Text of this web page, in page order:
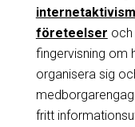
internetaktivism
företeelser och
fingervisning om
organisera sig
fritt